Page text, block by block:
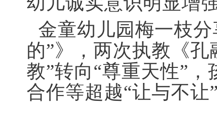
金童幼儿园梅一枝
的”》，两次执教《
教”转向“尊重天性”
合作等超越“让与不让